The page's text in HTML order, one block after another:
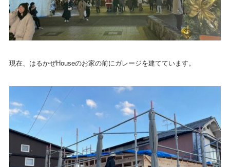
現在、はるかぜHouseのお家の前にガレージを建てています。